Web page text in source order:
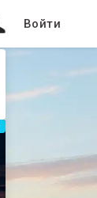
Войти